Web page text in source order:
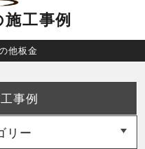
工事例
他板金
事例
リー